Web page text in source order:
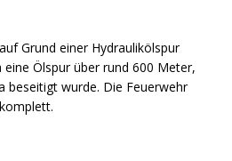
Grund einer Hydraulikölspur
Ölspur über rund 600 Meter,
beseitigt wurde. Die Feuerwehr